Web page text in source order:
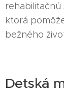
ktorá
bežného
Detská